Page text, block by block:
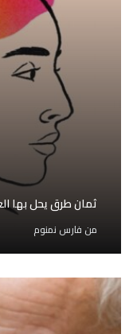
ثمان طرق يحل بها
من فارس نمنوم